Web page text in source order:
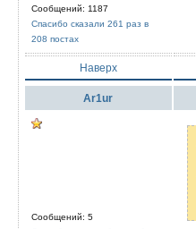
Сообщений: 1187
Спасибо сказали 261 раз в
208 постах
Наверх
Ar1ur
Сообщений: 5